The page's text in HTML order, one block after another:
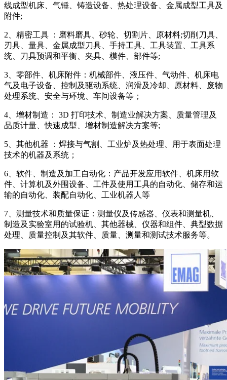
线成型机床、气锤、铸造设备、热处理设备、金属成型工具及
附件;
2、精密工具 ：磨料磨具、砂轮、切割片、原材料;切削刀具、
刃具、量具、金属成型刀具、手持工具、工具装置、工具系
统、刀具预调和平衡、夹具、模件、部件等;
3、零部件、机床附件：机械部件、液压件、气动件、机床电
气及电子设备、控制及驱动系统、润滑及冷却、原材料、废物
处理系统、安全与环境、车间设备等；
4、增材制造： 3D 打印技术、制造业解决方案、质量管理及
品质计量、快速成型、增材制造解决方案等;
5、其他机器 ：焊接与气割、工业炉及热处理、用于表面处理
技术的机器及系统；
6、软件、制造及加工自动化：产品开发应用软件、机床用软
件、计算机及外围设备、工件及使用工具的自动化、储存和运
输的自动化、装配自动化、工业机器人等
7、测量技术和质量保证：测量仪及传感器、仪表和测量机、
制造及实验室用的试验机、其他器械、仪器和组件、典型数据
处理、质量控制及其软件、质量、测量和测试技术服务等。